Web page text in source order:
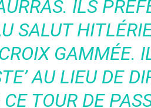
ILS
SALUT
GAMMÉE.
AU LIEU DE
CE TOUR DE